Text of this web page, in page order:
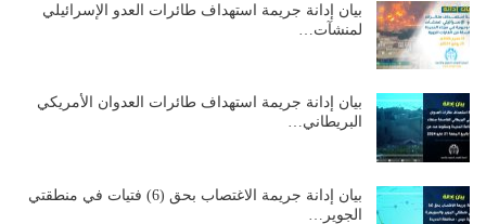
بيان إدانة جريمة استهداف طائرات العدو الإسرائيلي
لمنشآت…
بيان إدانة جريمة استهداف طائرات العدوان الأمريكي
البريطاني…
بيان إدانة جريمة الاغتصاب بحق (6) فتيات في منطقتي
الجوير…